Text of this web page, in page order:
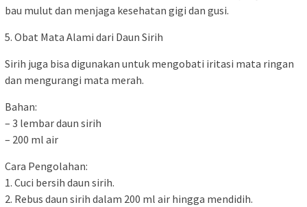
bau mulut dan menjaga kesehatan gigi dan gusi.
5. Obat Mata Alami dari Daun Sirih
Sirih juga bisa digunakan untuk mengobati iritasi mata ringan
dan mengurangi mata merah.
Bahan:
– 3 lembar daun sirih
– 200 ml air
Cara Pengolahan:
1. Cuci bersih daun sirih.
2. Rebus daun sirih dalam 200 ml air hingga mendidih.